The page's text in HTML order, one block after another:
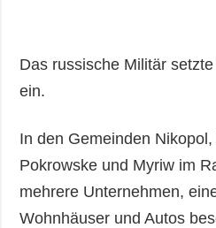
Das russische Militär
ein.
In den Gemeinden
Pokrowske und Myriw im
mehrere Unternehmen,
Wohnhäuser und Autos